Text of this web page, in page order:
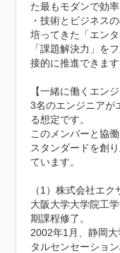
た最もモダンで効
・技術とビジネス
培ってきた「エン
「課題解決力」を
接的に推進できます
【一緒に働くエンジ
3名のエンジニアが
る想定です。
このメンバーと協
スタンダードを創
ています。
（1）株式会社エ
大阪大学大学院工
期課程修了。
2002年1月、静岡
タルセンセーショ